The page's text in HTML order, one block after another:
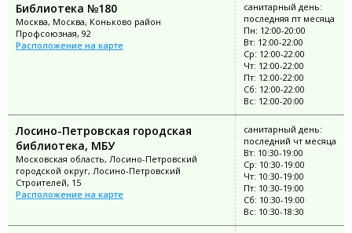
Библиотека №180
Москва, Москва, Коньково район
Профсоюзная, 92
Расположение на карте
санитарный день:
последняя пт месяца
Пн: 12:00-20:00
Вт: 12:00-22:00
Ср: 12:00-22:00
Чт: 12:00-22:00
Пт: 12:00-22:00
Сб: 12:00-22:00
Вс: 12:00-20:00
Лосино-Петровская городская
библиотека, МБУ
Московская область, Лосино-Петровский
городской округ, Лосино-Петровский
Строителей, 15
Расположение на карте
санитарный день:
последний чт месяца
Вт: 10:30-19:00
Ср: 10:30-19:00
Чт: 10:30-19:00
Пт: 10:30-19:00
Сб: 10:30-19:00
Вс: 10:30-18:30